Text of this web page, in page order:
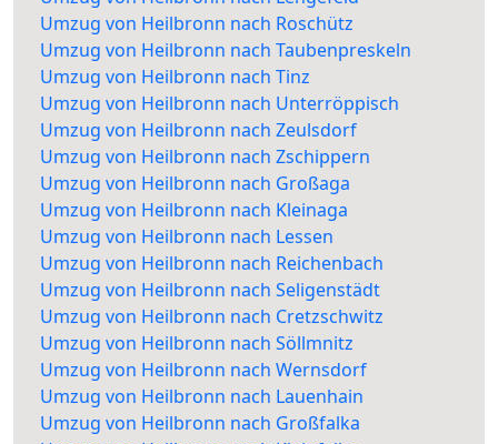
Umzug von Heilbronn nach Roschütz
Umzug von Heilbronn nach Taubenpreskeln
Umzug von Heilbronn nach Tinz
Umzug von Heilbronn nach Unterröppisch
Umzug von Heilbronn nach Zeulsdorf
Umzug von Heilbronn nach Zschippern
Umzug von Heilbronn nach Großaga
Umzug von Heilbronn nach Kleinaga
Umzug von Heilbronn nach Lessen
Umzug von Heilbronn nach Reichenbach
Umzug von Heilbronn nach Seligenstädt
Umzug von Heilbronn nach Cretzschwitz
Umzug von Heilbronn nach Söllmnitz
Umzug von Heilbronn nach Wernsdorf
Umzug von Heilbronn nach Lauenhain
Umzug von Heilbronn nach Großfalka